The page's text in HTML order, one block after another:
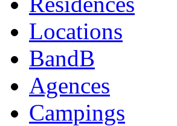
Locations
BandB
Agences
Campings